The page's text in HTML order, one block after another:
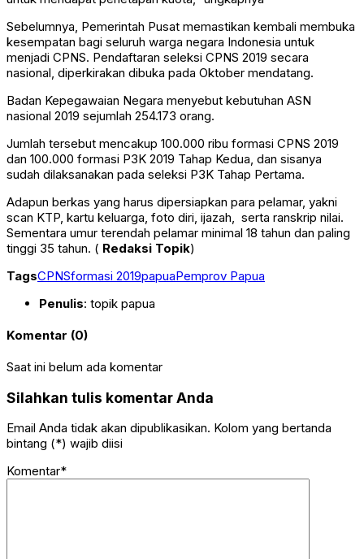
Sebelumnya, Pemerintah Pusat memastikan kembali membuka
kesempatan bagi seluruh warga negara Indonesia untuk
menjadi CPNS. Pendaftaran seleksi CPNS 2019 secara
nasional, diperkirakan dibuka pada Oktober mendatang.
Badan Kepegawaian Negara menyebut kebutuhan ASN
nasional 2019 sejumlah 254.173 orang.
Jumlah tersebut mencakup 100.000 ribu formasi CPNS 2019
dan 100.000 formasi P3K 2019 Tahap Kedua, dan sisanya
sudah dilaksanakan pada seleksi P3K Tahap Pertama.
Adapun berkas yang harus dipersiapkan para pelamar, yakni
scan KTP, kartu keluarga, foto diri, ijazah, serta ranskrip nilai.
Sementara umur terendah pelamar minimal 18 tahun dan paling
tinggi 35 tahun. ( Redaksi Topik)
TagsCPNSformasi 2019papuaPemprov Papua
Penulis: topik papua
Komentar (0)
Saat ini belum ada komentar
Silahkan tulis komentar Anda
Email Anda tidak akan dipublikasikan. Kolom yang bertanda
bintang (*) wajib diisi
Komentar*